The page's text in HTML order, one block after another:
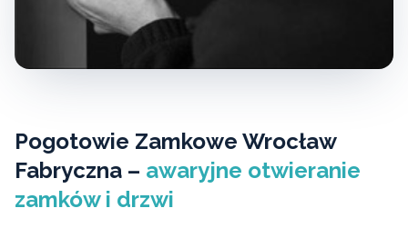
Pogotowie Zamkowe Wrocław
Fabryczna – awaryjne otwieranie
zamków i drzwi